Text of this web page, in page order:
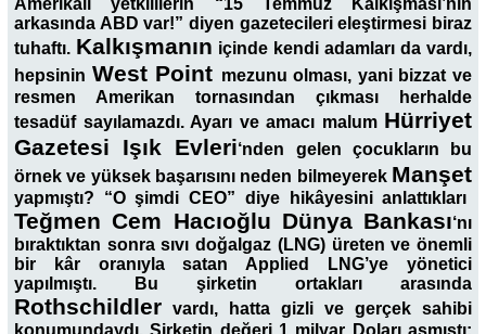
arkasında ABD var!” diyen gazetecileri eleştirmesi biraz
tuhaftı. Kalkışmanın içinde kendi adamları da vardı,
hepsinin West Point mezunu olması, yani bizzat ve
resmen Amerikan tornasından çıkması herhalde
tesadüf sayılamazdı. Ayarı ve amacı malum Hürriyet
Gazetesi Işık Evleri‘nden gelen çocukların bu
örnek ve yüksek başarısını neden bilmeyerek Manşet
yapmıştı? “O şimdi CEO” diye hikâyesini anlattıkları
Teğmen Cem Hacıoğlu Dünya Bankası‘nı
bıraktıktan sonra sıvı doğalgaz (LNG) üreten ve önemli
bir kâr oranıyla satan Applied LNG’ye yönetici
yapılmıştı. Bu şirketin ortakları arasında
Rothschildler vardı, hatta gizli ve gerçek sahibi
konumundaydı. Şirketin değeri 1 milyar Doları aşmıştı;